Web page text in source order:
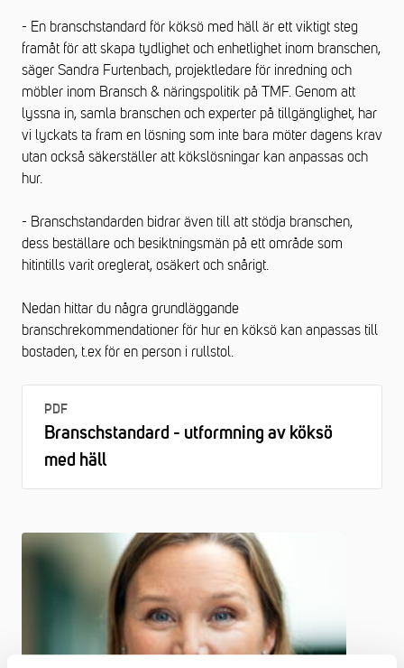
- En branschstandard för köksö med häll är ett viktigt steg
framåt för att skapa tydlighet och enhetlighet inom branschen,
säger Sandra Furtenbach, projektledare för inredning och
möbler inom Bransch & näringspolitik på TMF. Genom att
lyssna in, samla branschen och experter på tillgänglighet, har
vi lyckats ta fram en lösning som inte bara möter dagens krav
utan också säkerställer att kökslösningar kan anpassas och
hur.
- Branschstandarden bidrar även till att stödja branschen,
dess beställare och besiktningsmän på ett område som
hitintills varit oreglerat, osäkert och snårigt.
Nedan hittar du några grundläggande
branschrekommendationer för hur en köksö kan anpassas till
bostaden, t.ex för en person i rullstol.
PDF
Branschstandard - utformning av köksö
med häll